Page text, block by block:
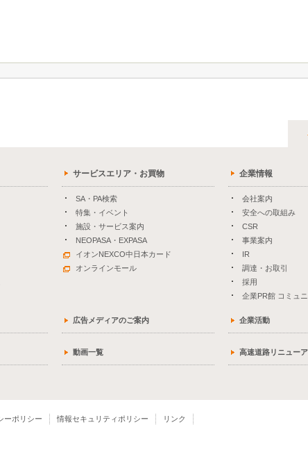
サービスエリア・お買物
SA・PA検索
特集・イベント
施設・サービス案内
NEOPASA・EXPASA
イオンNEXCO中日本カード
オンラインモール
企業情報
会社案内
安全への取組み
CSR
事業案内
IR
調達・お取引
採用
企業PR館 コミュ
広告メディアのご案内 企業活動
動画一覧 高速道路リニュー
ーポリシー 情報セキュリティポリシー リンク